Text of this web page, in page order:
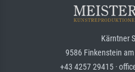
Kärntner
9586 Finkenstein am
+43 4257 29415 ·